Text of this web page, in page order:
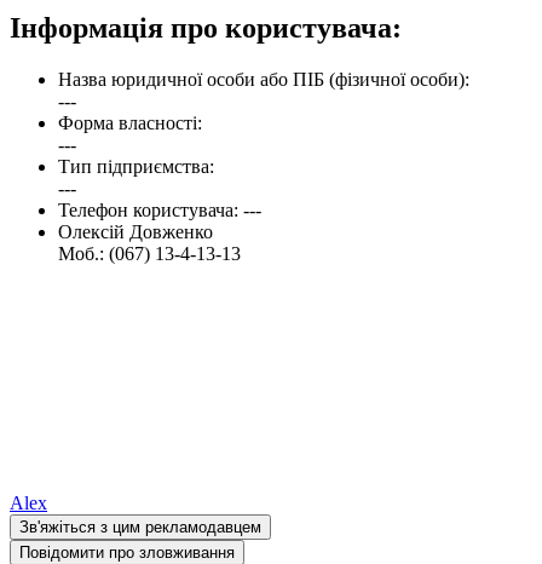
Інформація про користувача:
Назва юридичної особи або ПІБ (фізичної особи):
---
Форма власності:
---
Тип підприємства:
---
Телефон користувача: ---
Олексій Довженко
Моб.: (067) 13-4-13-13
Alex
Зв'яжіться з цим рекламодавцем
Повідомити про зловживання